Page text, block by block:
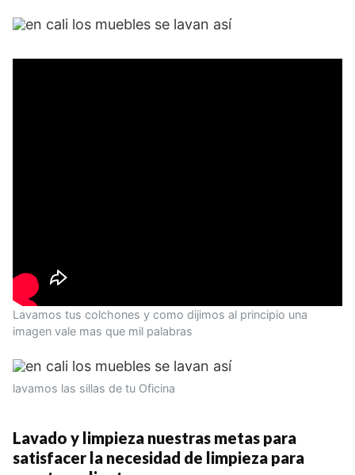
Lavamos tus colchones y como dijimos al principio una
imagen vale mas que mil palabras
lavamos las sillas de tu Oficina
Lavado y limpieza nuestras metas para
satisfacer la necesidad de limpieza para